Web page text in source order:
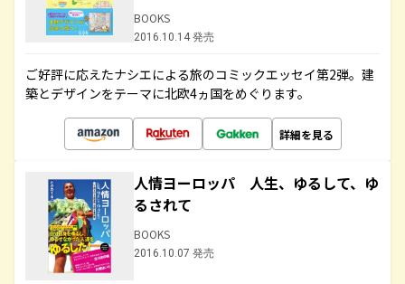
BOOKS
2016.10.14 発売
ご好評に応えたナシエによる旅のコミックエッセイ第2弾。建
築とデザインをテーマに北欧4ヵ国をめぐります。
詳細を見る
人情ヨーロッパ 人生、ゆるして、ゆ
るされて
BOOKS
2016.10.07 発売